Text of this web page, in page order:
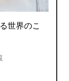
世界のこ